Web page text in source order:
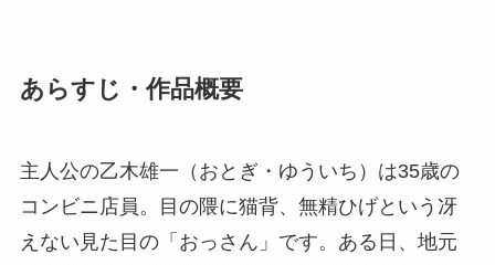
あらすじ・作品概要
主人公の乙木雄一（おとぎ・ゆういち）は35歳の
コンビニ店員。目の隈に猫背、無精ひげという冴
えない見た目の「おっさん」です。ある日、地元